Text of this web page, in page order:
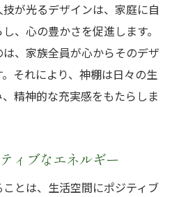
が光るデザインは、家庭に自
、心の豊かさを促進します。
、家族全員が心からそのデザ
それにより、神棚は日々の生
精神的な充実感をもたらしま
ィブなエネルギー
とは、生活空間にポジティブ